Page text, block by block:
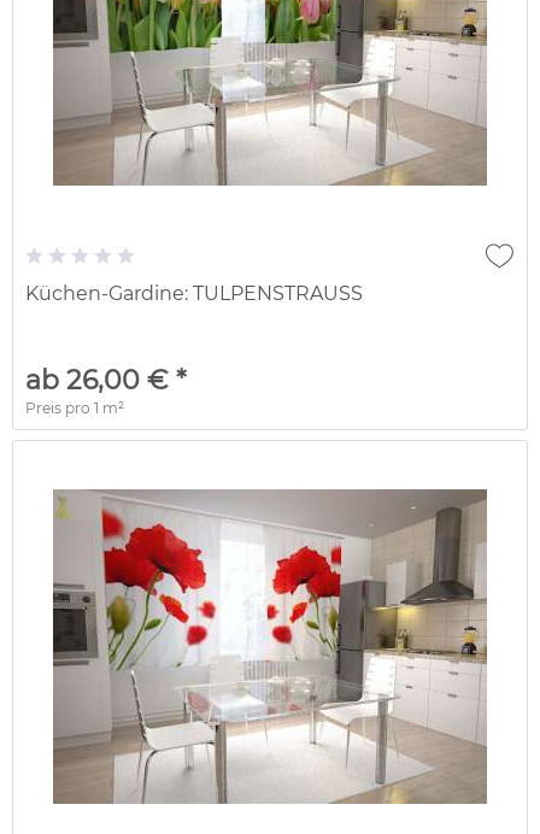
Küchen-Gardine: TULPENSTRAUSS
ab 26,00 € *
Preis pro1 m²